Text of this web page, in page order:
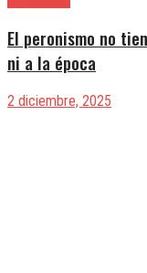
El peronismo no
ni a la época
2 diciembre, 2025